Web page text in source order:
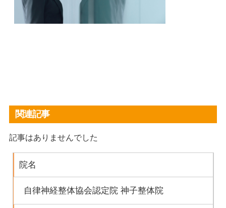
関連記事
記事はありませんでした
院名
自律神経整体協会認定院 神子整体院